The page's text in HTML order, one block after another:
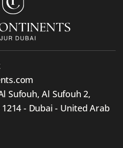
Sufouh, Al Sufouh 2,
- Dubai - United Arab